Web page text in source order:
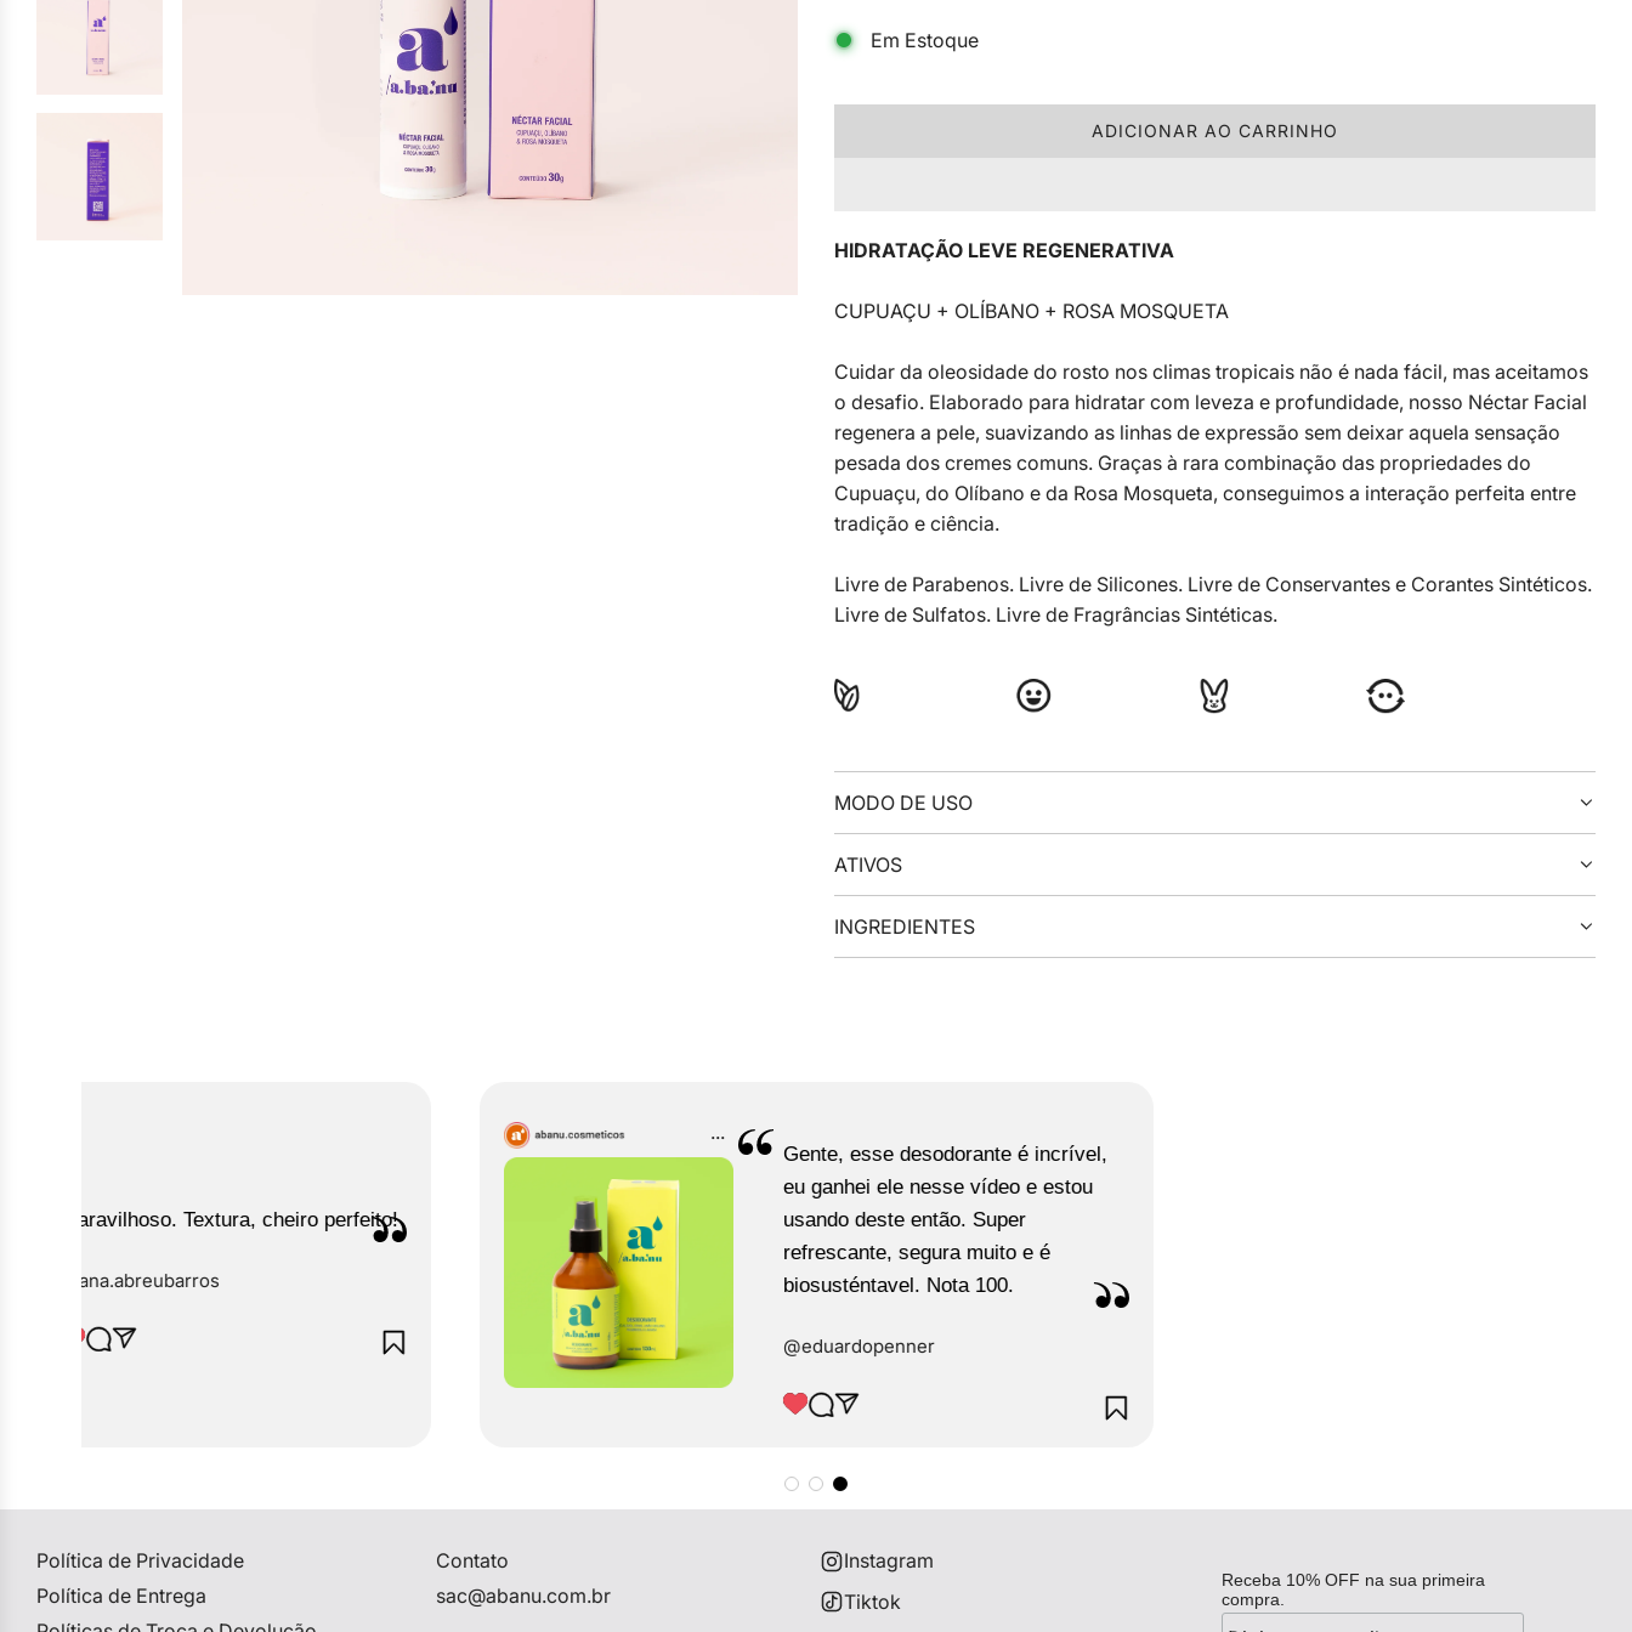
Em Estoque
C
G
N
O
.
ADICIONAR AO CARRINHO
HIDRATAÇÃO LEVE REGENERATIVA
CUPUAÇU + OLÍBANO + ROSA MOSQUETA
Cuidar da oleosidade do rosto nos climas tropicais não é nada fácil, mas aceitamos
o desafio. Elaborado para hidratar com leveza e profundidade, nosso Néctar Facial
regenera a pele, suavizando as linhas de expressão sem deixar aquela sensação
pesada dos cremes comuns. Graças à rara combinação das propriedades do
Cupuaçu, do Olíbano e da Rosa Mosqueta, conseguimos a interação perfeita entre
tradição e ciência.
Livre de Parabenos. Livre de Silicones. Livre de Conservantes e Corantes Sintéticos.
Livre de Sulfatos. Livre de Fragrâncias Sintéticas.
MODO DE USO
ATIVOS
INGREDIENTES
Maravilhoso. Textura, cheiro perfeito!
@‌ana.abreubarros
...
Gente, esse desodorante é incrível,
eu ganhei ele nesse vídeo e estou
usando deste então. Super
refrescante, segura muito e é
biosusténtavel. Nota 100.
@‌eduardopenner
Política de Privacidade
Política de Entrega
Contato
sac@abanu.com.br
Instagram
Tiktok
Receba 10% OFF na sua primeira
compra.